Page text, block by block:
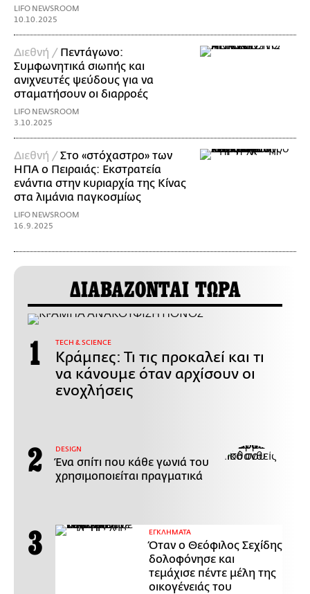
LIFO NEWSROOM
10.10.2025
Διεθνή / Πεντάγωνο:
Συμφωνητικά σιωπής και
ανιχνευτές ψεύδους για να
σταματήσουν οι διαρροές
LIFO NEWSROOM
3.10.2025
Διεθνή /Στο «στόχαστρο» των
ΗΠΑ ο Πειραιάς: Εκστρατεία
ενάντια στην κυριαρχία της Κίνας
στα λιμάνια παγκοσμίως
LIFO NEWSROOM
16.9.2025
ΔΙΑΒΑΖΟΝΤΑΙ ΤΩΡΑ
ΤECH & SCIENCE
Κράμπες: Τι τις προκαλεί και τι
να κάνουμε όταν αρχίσουν οι
ενοχλήσεις
DESIGN
Ένα σπίτι που κάθε γωνιά του
χρησιμοποιείται πραγματικά
ΕΓΚΛΗΜΑΤΑ
Όταν ο Θεόφιλος Σεχίδης
δολοφόνησε και
τεμάχισε πέντε μέλη της
οικογένειάς του